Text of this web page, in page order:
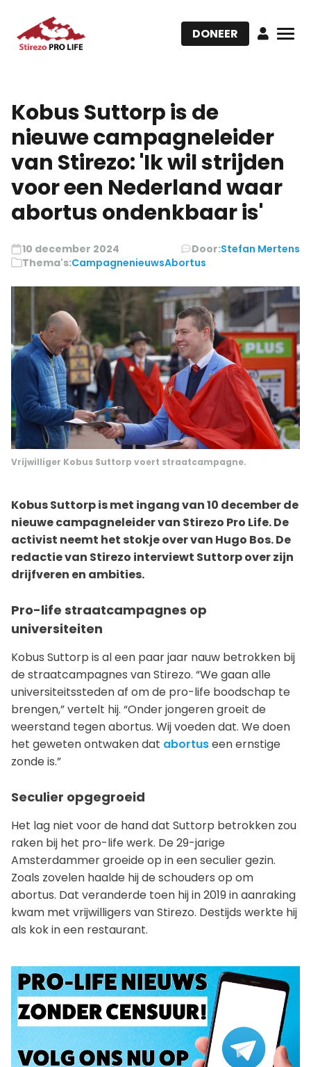
DONEER
Kobus Suttorp is de
nieuwe campagneleider
van Stirezo: 'Ik wil strijden
voor een Nederland waar
abortus ondenkbaar is'
10 december 2024 Door:Stefan Mertens
Thema's:CampagnenieuwsAbortus
Vrijwilliger Kobus Suttorp voert straatcampagne.
Kobus Suttorp is met ingang van 10 december de
nieuwe campagneleider van Stirezo Pro Life. De
activist neemt het stokje over van Hugo Bos. De
redactie van Stirezo interviewt Suttorp over zijn
drijfveren en ambities.
Pro-life straatcampagnes op
universiteiten
Kobus Suttorp is al een paar jaar nauw betrokken bij
de straatcampagnes van Stirezo. “We gaan alle
universiteitssteden af om de pro-life boodschap te
brengen,” vertelt hij. “Onder jongeren groeit de
weerstand tegen abortus. Wij voeden dat. We doen
het geweten ontwaken dat abortuseen ernstige
zonde is.”
Seculier opgegroeid
Het lag niet voor de hand dat Suttorp betrokken zou
raken bij het pro-life werk. De 29-jarige
Amsterdammer groeide op in een seculier gezin.
Zoals zovelen haalde hij de schouders op om
abortus. Dat veranderde toen hij in 2019 in aanraking
kwam met vrijwilligers van Stirezo. Destijds werkte hij
als kok in een restaurant.